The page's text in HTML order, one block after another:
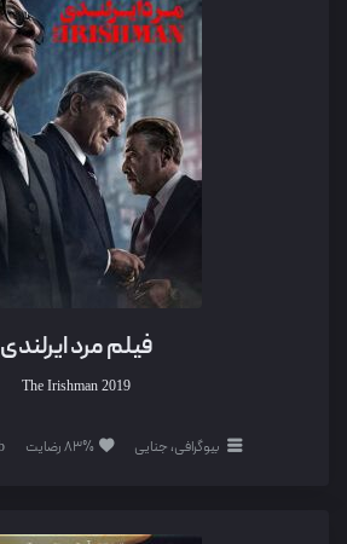
فیلم مرد ایرلندی
The Irishman 2019
بیوگرافی، جنایی 83% رضایت